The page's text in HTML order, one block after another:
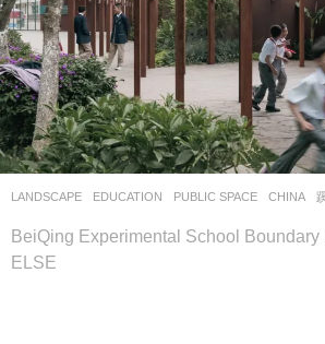
LANDSCAPE EDUCATION ,PUBLIC SPACE CHINA
BeiQing Experimental School
ELSE